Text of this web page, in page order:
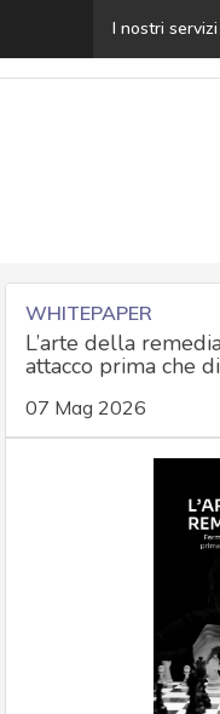
I nostri servizi
La gestione della
WHITEPAPER
L’arte della
attacco prima che
07 Mag 2026